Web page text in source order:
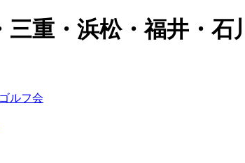
三重・浜松・福井・